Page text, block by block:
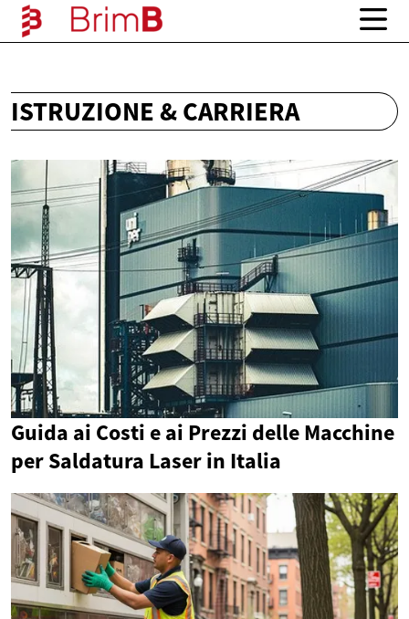
ISTRUZIONE & CARRIERA
Guida ai Costi e ai Prezzi delle Macchine
per Saldatura Laser in Italia